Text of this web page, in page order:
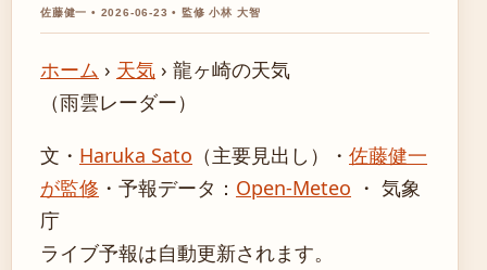
佐藤健一 • 2026-06-23 • 監修 小林 大智
ホーム › 天気 › 龍ヶ崎の天気
（雨雲レーダー）
文・ Haruka Sato （主要見出し） ・ 佐藤健一
が監修 ・ 予報データ： Open-Meteo ・ 気象
庁
ライブ予報は自動更新されます。